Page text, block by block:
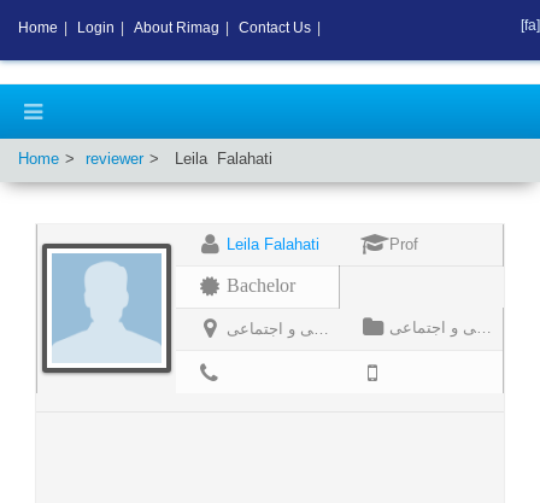
Home reviewer Leila Falahati
Leila Falahati Prof
Bachelor
پژوهشکده مطالعات فرهنگی و اجتماعی پژوهشکده مطالعات فرهنگی و اجتماعی
Home Login About Rimag Contact Us [fa]